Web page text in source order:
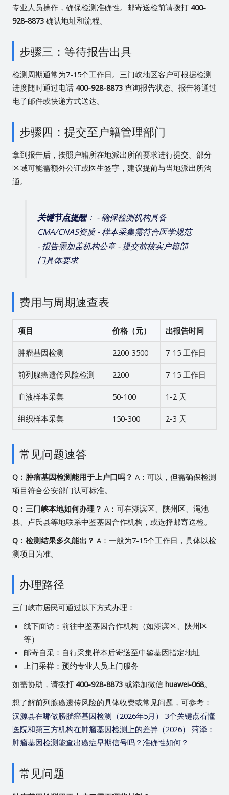
专业人员操作，确保检测准确性。邮寄送检前请拨打 400-
928-8873确认地址和流程。
步骤三：等待报告出具
检测周期通常为7-15个工作日。三门峡地区客户可根据检测
进度随时通过电话 400-928-8873查询报告状态。报告将通过
电子邮件或快递方式送达。
步骤四：提交至户籍管理部门
拿到报告后，按照户籍所在地派出所的要求进行提交。部分
区域可能需额外公证或医生签字，建议提前与当地派出所沟
通。
关键节点提醒： - 确保检测机构具备
CMA/CNAS资质 - 样本采集需符合医学规范
- 报告需加盖机构公章 - 提交前核实户籍部
门具体要求
费用与周期速查表
项目 价格（元） 出报告时间
肿瘤基因检测 2200-3500 7-15 工作日
前列腺癌遗传风险检测 2200 7-15 工作日
血液样本采集 50-100 1-2 天
组织样本采集 150-300 2-3 天
常见问题速答
Q：肿瘤基因检测能用于上户口吗？ A：可以，但需确保检测
项目符合公安部门认可标准。
Q：三门峡本地如何办理？ A：可在湖滨区、陕州区、渑池
县、卢氏县等地联系中鉴基因合作机构，或选择邮寄送检。
Q：检测结果多久能出？ A：一般为7-15个工作日，具体以检
测项目为准。
办理路径
三门峡市居民可通过以下方式办理：
线下面访：前往中鉴基因合作机构（如湖滨区、陕州区
等）
邮寄自采：自行采集样本后寄送至中鉴基因指定地址
上门采样：预约专业人员上门服务
如需协助，请拨打 400-928-8873或添加微信 huawei-068。
想了解前列腺癌遗传风险的具体收费或常见问题，可参考：
汉源县在哪做膀胱癌基因检测（2026年5月）
3个关键点看懂
医院和第三方机构在肿瘤基因检测上的差异（2026）
菏泽：
肿瘤基因检测能查出癌症早期信号吗？准确性如何？
常见问题